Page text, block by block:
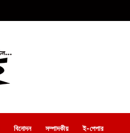
বিনোদন সম্পাদকীয় ই-পেপার